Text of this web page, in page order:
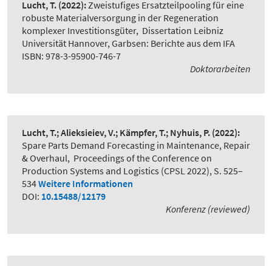
Lucht, T. (2022):Zweistufiges Ersatzteilpooling für eine
robuste Materialversorgung in der Regeneration
komplexer Investitionsgüter, Dissertation Leibniz
Universität Hannover, Garbsen: Berichte aus dem IFA
ISBN: 978-3-95900-746-7
Doktorarbeiten
Lucht, T.; Alieksieiev, V.; Kämpfer, T.; Nyhuis, P. (2022):
Spare Parts Demand Forecasting in Maintenance, Repair
& Overhaul, Proceedings of the Conference on
Production Systems and Logistics (CPSL 2022), S. 525–
534Weitere Informationen
DOI: 10.15488/12179
Konferenz (reviewed)